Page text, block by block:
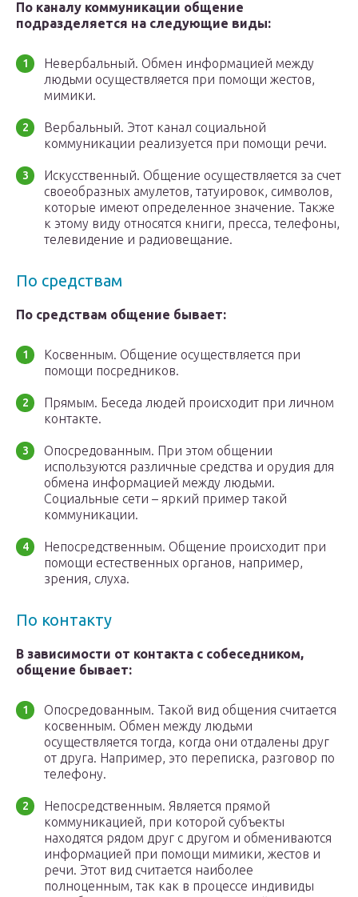
По каналу коммуникации общение
подразделяется на следующие виды:
Невербальный. Обмен информацией между
людьми осуществляется при помощи жестов,
мимики.
Вербальный. Этот канал социальной
коммуникации реализуется при помощи речи.
Искусственный. Общение осуществляется за счет
своеобразных амулетов, татуировок, символов,
которые имеют определенное значение. Также
к этому виду относятся книги, пресса, телефоны,
телевидение и радиовещание.
По средствам
По средствам общение бывает:
Косвенным. Общение осуществляется при
помощи посредников.
Прямым. Беседа людей происходит при личном
контакте.
Опосредованным. При этом общении
используются различные средства и орудия для
обмена информацией между людьми.
Социальные сети – яркий пример такой
коммуникации.
Непосредственным. Общение происходит при
помощи естественных органов, например,
зрения, слуха.
По контакту
В зависимости от контакта с собеседником,
общение бывает:
Опосредованным. Такой вид общения считается
косвенным. Обмен между людьми
осуществляется тогда, когда они отдалены друг
от друга. Например, это переписка, разговор по
телефону.
Непосредственным. Является прямой
коммуникацией, при которой субъекты
находятся рядом друг с другом и обмениваются
информацией при помощи мимики, жестов и
речи. Этот вид считается наиболее
полноценным, так как в процессе индивиды